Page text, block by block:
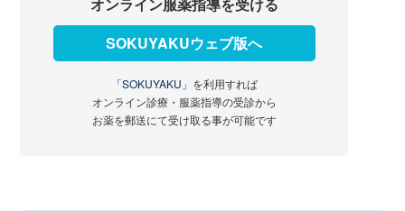
SOKUYAKUウェブ版へ
「SOKUYAKU」 を利用すれば
オンライン診療・服薬指導の受診から
お薬を郵送にて受け取る事が可能です